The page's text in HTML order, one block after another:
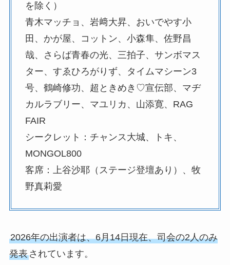
を除く）
青木マッチョ、岩﨑大昇、おいでやす小
田、かが屋、コットン、小森隼、佐野昌
哉、さらば青春の光、三拍子、サンボマス
ター、すゑひろがりず、タイムマシーン3
号、鶴崎修功、超ときめき♡宣伝部、マヂ
カルラブリー、マユリカ、山添寛、RAG
FAIR
シークレット：チャンス大城、トキ、
MONGOL800
客席：上谷沙耶（ステージ登壇あり）、牧
野真莉愛
2026年の出演者は、6月14日現在、司会の2人のみ
発表されています。